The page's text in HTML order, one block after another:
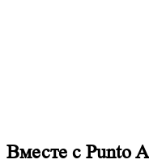
Вместе с Punto